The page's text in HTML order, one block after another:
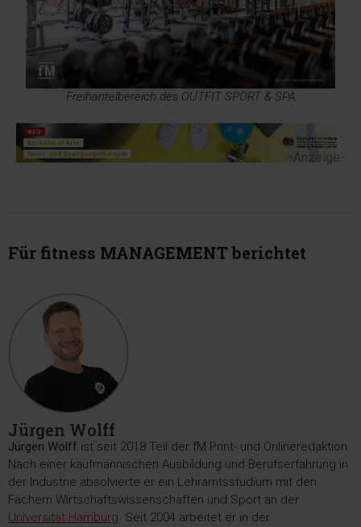
Freihantelbereich des OUTFIT SPORT & SPA
-Anzeige-
Für fitness MANAGEMENT berichtet
Jürgen Wolff
Jürgen Wolff ist seit 2018 Teil der fM Print- und Onlineredaktion.
Nach einer kaufmännischen Ausbildung und Berufserfahrung in
der Industrie absolvierte er ein Lehramtsstudium mit den
Fächern Wirtschaftswissenschaften und Sport an der
Universität Hamburg. Seit 2004 arbeitet er in der